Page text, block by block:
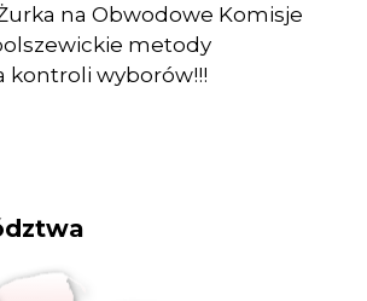
na Obwodowe Komisje
metody
kontroli wyborów!!!